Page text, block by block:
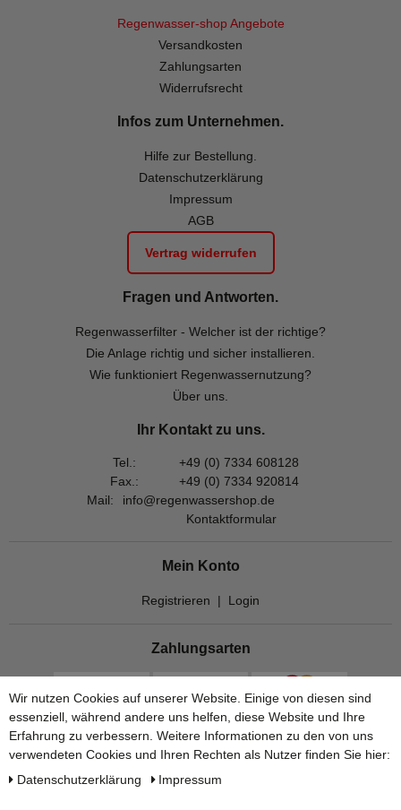
Regenwasser-shop Angebote
Versandkosten
Zahlungsarten
Widerrufsrecht
Infos zum Unternehmen.
Hilfe zur Bestellung.
Datenschutzerklärung
Impressum
AGB
Vertrag widerrufen
Fragen und Antworten.
Regenwasserfilter - Welcher ist der richtige?
Die Anlage richtig und sicher installieren.
Wie funktioniert Regenwassernutzung?
Über uns.
Ihr Kontakt zu uns.
Tel.:
+49 (0) 7334 608128
Fax.:
+49 (0) 7334 920814
Mail:
info@regenwassershop.de
Kontaktformular
Mein Konto
Registrieren | Login
Zahlungsarten
Wir nutzen Cookies auf unserer Website. Einige von diesen sind
essenziell, während andere uns helfen, diese Website und Ihre
Erfahrung zu verbessern. Weitere Informationen zu den von uns
verwendeten Cookies und Ihren Rechten als Nutzer finden Sie hier:
Daten­schutz­erklärung
Impressum